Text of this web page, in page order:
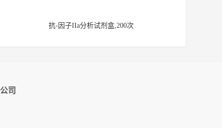
抗-因子IIa分析试剂盒,200次
司